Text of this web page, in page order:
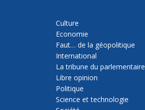
Culture
Economie
Faut… de la géopolitique
International
La tribune du parlementaire
Libre opinion
Politique
Science et technologie